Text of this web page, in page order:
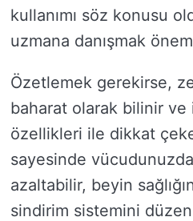
kullanımı söz konusu
uzmana danışmak
Özetlemek gerekirse,
baharat olarak bilinir ve
özellikleri ile dikkat
sayesinde
azaltabilir, beyin
sindirim sistemini